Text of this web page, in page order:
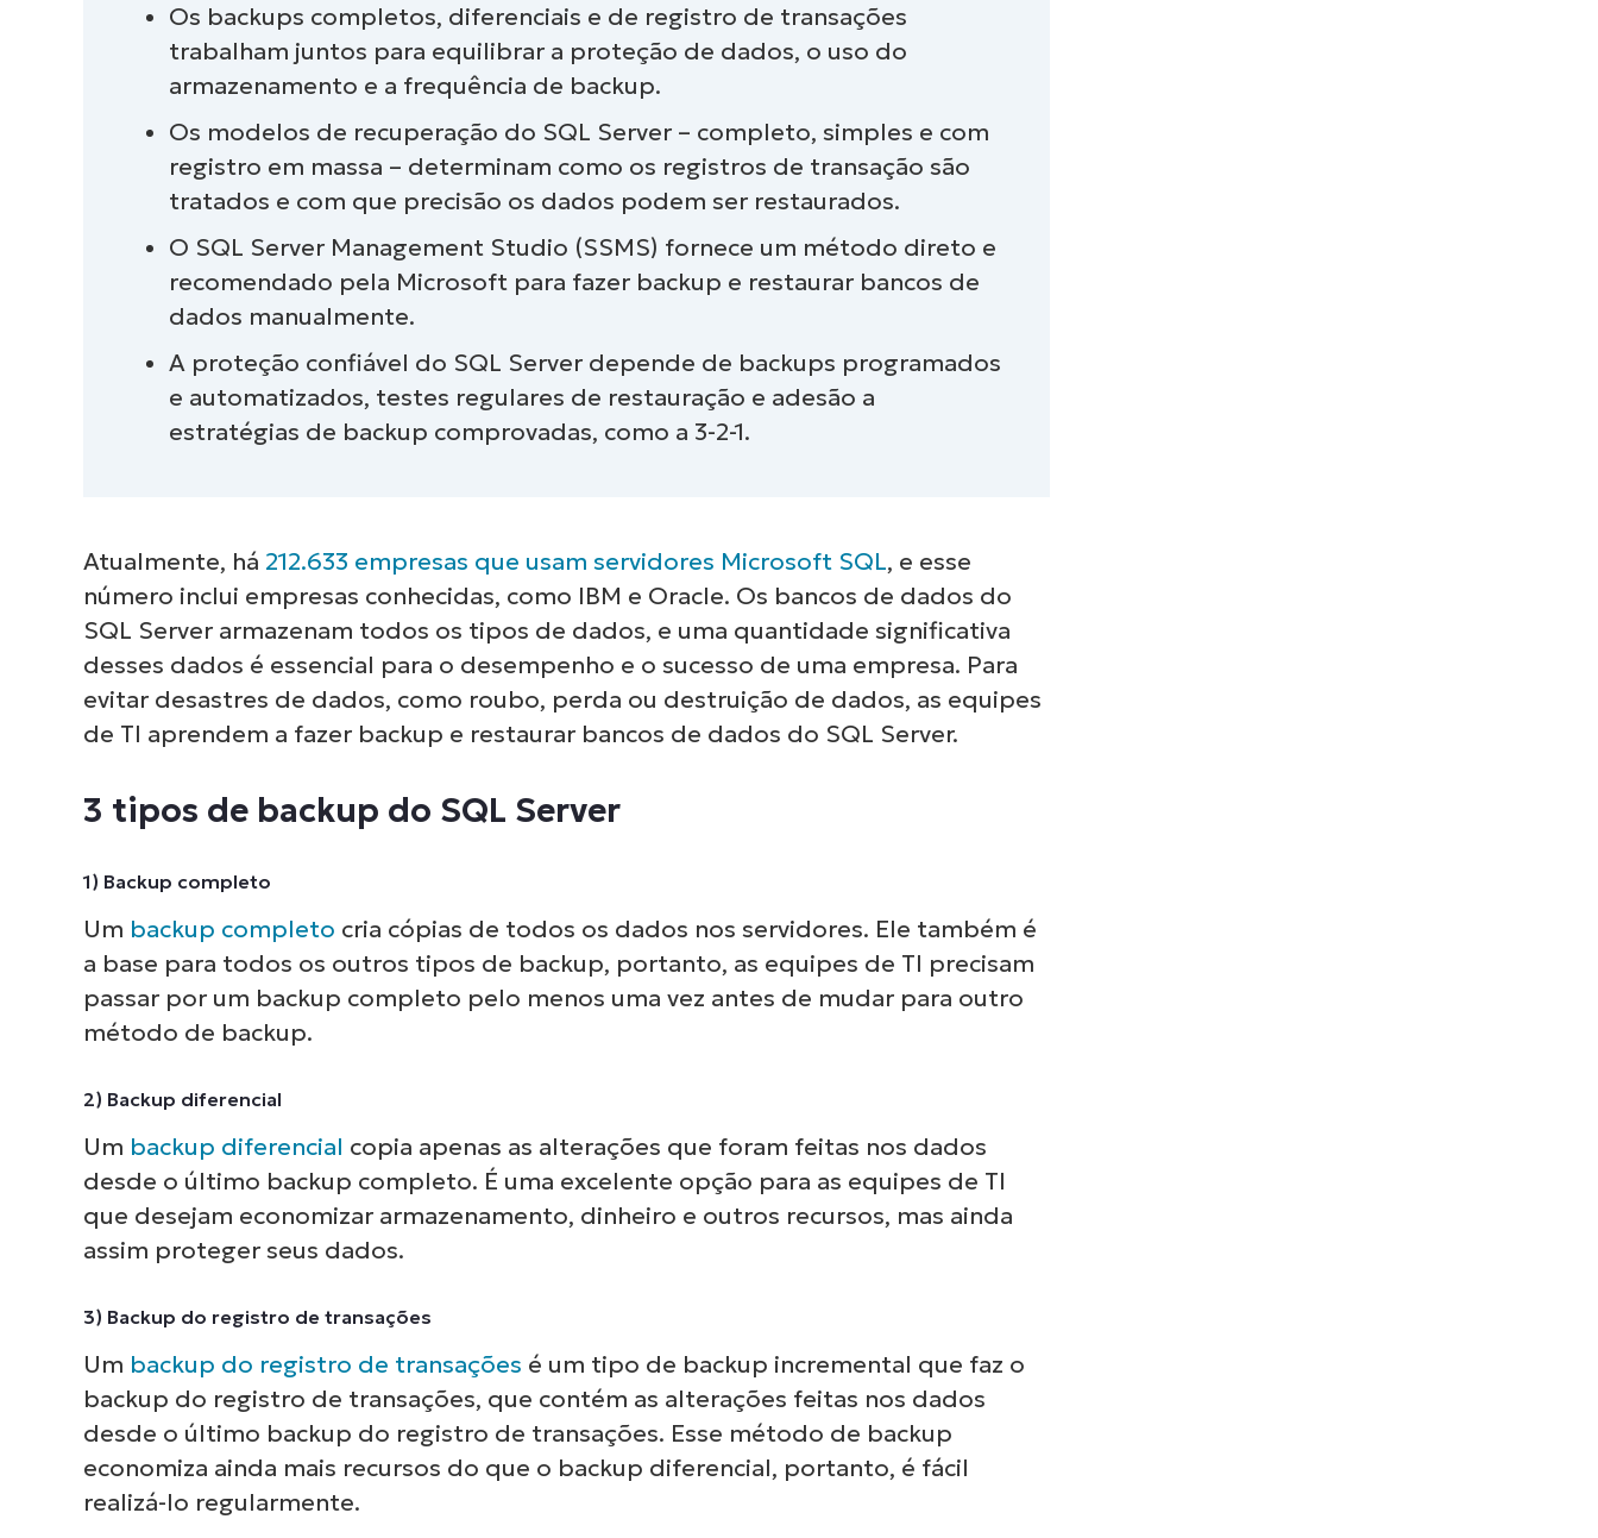
Simplifique e fortaleça os backups do SQL Server com automação
Conclusão
Os backups completos, diferenciais e de registro de transações
trabalham juntos para equilibrar a proteção de dados, o uso do
armazenamento e a frequência de backup.
Os modelos de recuperação do SQL Server – completo, simples e com
registro em massa – determinam como os registros de transação são
tratados e com que precisão os dados podem ser restaurados.
O SQL Server Management Studio (SSMS) fornece um método direto e
recomendado pela Microsoft para fazer backup e restaurar bancos de
dados manualmente.
A proteção confiável do SQL Server depende de backups programados
e automatizados, testes regulares de restauração e adesão a
estratégias de backup comprovadas, como a 3-2-1.
Atualmente, há 212.633 empresas que usam servidores Microsoft SQL, e esse
número inclui empresas conhecidas, como IBM e Oracle. Os bancos de dados do
SQL Server armazenam todos os tipos de dados, e uma quantidade significativa
desses dados é essencial para o desempenho e o sucesso de uma empresa. Para
evitar desastres de dados, como roubo, perda ou destruição de dados, as equipes
de TI aprendem a fazer backup e restaurar bancos de dados do SQL Server.
3 tipos de backup do SQL Server
1) Backup completo
Um backup completo cria cópias de todos os dados nos servidores. Ele também é
a base para todos os outros tipos de backup, portanto, as equipes de TI precisam
passar por um backup completo pelo menos uma vez antes de mudar para outro
método de backup.
2) Backup diferencial
Um backup diferencial copia apenas as alterações que foram feitas nos dados
desde o último backup completo. É uma excelente opção para as equipes de TI
que desejam economizar armazenamento, dinheiro e outros recursos, mas ainda
assim proteger seus dados.
3) Backup do registro de transações
Um backup do registro de transações é um tipo de backup incremental que faz o
backup do registro de transações, que contém as alterações feitas nos dados
desde o último backup do registro de transações. Esse método de backup
economiza ainda mais recursos do que o backup diferencial, portanto, é fácil
realizá-lo regularmente.
Ver NinjaOne em ação